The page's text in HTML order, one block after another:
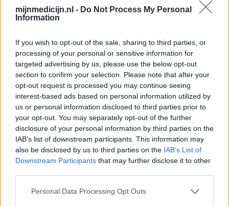
mijnmedicijn.nl - Do Not Process My Personal
Information
If you wish to opt-out of the sale, sharing to third parties, or
processing of your personal or sensitive information for
targeted advertising by us, please use the below opt-out
section to confirm your selection. Please note that after your
opt-out request is processed you may continue seeing
interest-based ads based on personal information utilized by
us or personal information disclosed to third parties prior to
your opt-out. You may separately opt-out of the further
disclosure of your personal information by third parties on the
IAB’s list of downstream participants. This information may
also be disclosed by us to third parties on the IAB’s List of
Downstream Participants that may further disclose it to other
Personal Data Processing Opt Outs
depressief
borst doet pijn
bloeding
Twijfels over starten met minipil ivm somberheid. Dit
bleek nog veel erger dan gedacht. De bijwerkingen
begonnen met prikkelbaarheid maar sloeg snel om naar
totale depressie. Zeer veel last van hevige
mentruatiekrampen, gespannen borsten en continu
hongergevoel en hang naar suiker. Ik heb me hier echt
ontzettend slecht door gevoeld. Er wordt gezegd dat het
na drie maanden[lees meer...]
geef mening 0 reacties
Cerazette (minipil)